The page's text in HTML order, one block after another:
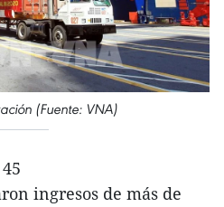
(Fuente: VNA)
ingresos de más de